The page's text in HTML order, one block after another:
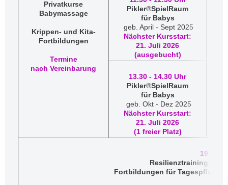
Privatkurse
Babymassage
Krippen- und Kita-
Fortbildungen
Termine
nach Vereinbarung
Pikler®SpielRaum
​für Babys
geb. April - Sept 2025
Nächster Kursstart:
21. Juli 2026
​(ausgebucht)
13.30 - 14.30 Uhr
Pikler®SpielRaum
​für Babys
geb. Okt - Dez 2025
Nächster Kursstart:
21. Juli 2026
​(1 freier Platz)
19.00 -
Resilienztraining,
Fortbildungen für